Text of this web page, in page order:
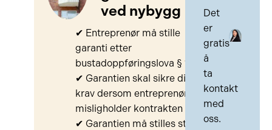
ved nybygg
✔ Entreprenør må stille
garanti etter
bustadoppføringslova § 12
✔ Garantien skal sikre dine
krav dersom entreprenøren
misligholder kontrakten
✔ Garantien må stilles straks
Det
er
gratis
å
ta
kontakt
med
oss.